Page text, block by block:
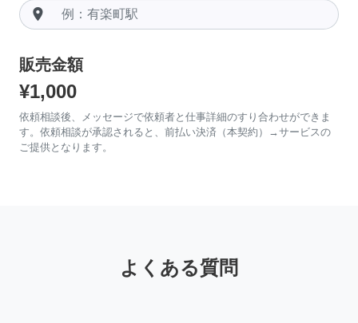
room
販売金額
¥1,000
依頼相談後、メッセージで依頼者と仕事詳細のすり合わせができま
す。依頼相談が承認されると、前払い決済（本契約）→サービスの
ご提供となります。
よくある質問